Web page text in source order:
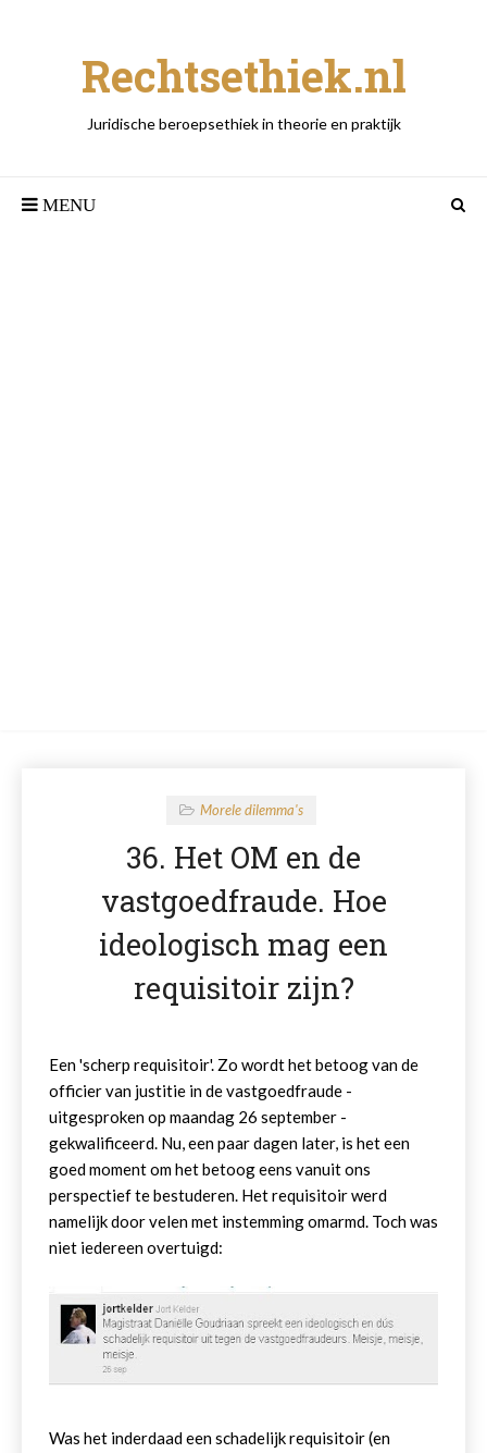
Rechtsethiek.nl
Juridische beroepsethiek in theorie en praktijk
Morele dilemma's
36. Het OM en de
vastgoedfraude. Hoe
ideologisch mag een
requisitoir zijn?
Een 'scherp requisitoir'. Zo wordt het betoog van de
officier van justitie in de vastgoedfraude -
uitgesproken op maandag 26 september -
gekwalificeerd. Nu, een paar dagen later, is het een
goed moment om het betoog eens vanuit ons
perspectief te bestuderen. Het requisitoir werd
namelijk door velen met instemming omarmd. Toch was
niet iedereen overtuigd:
Was het inderdaad een schadelijk requisitoir (en